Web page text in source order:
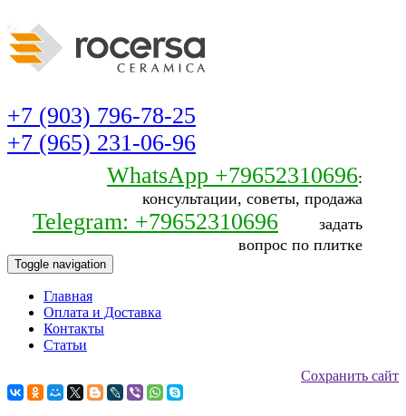
+7 (903) 796-78-25
+7 (965) 231-06-96
WhatsApp +79652310696:
консультации, советы, продажа
Telegram: +79652310696
задать
вопрос по плитке
Toggle navigation
Главная
Оплата и Доставка
Контакты
Статьи
Сохранить сайт